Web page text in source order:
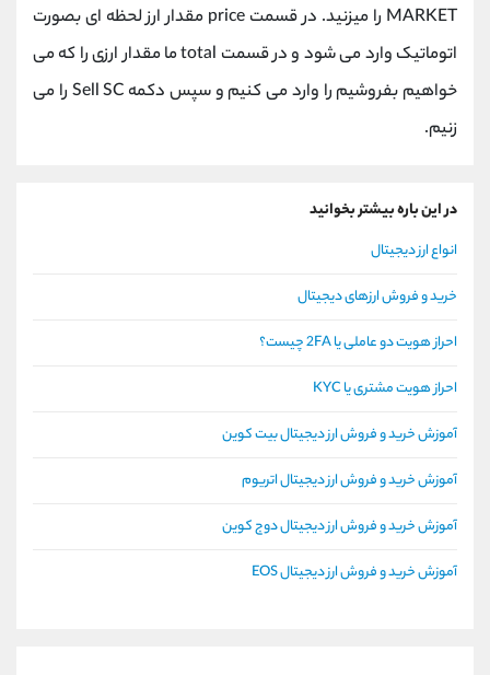
MARKET را میزنید. در قسمت price مقدار ارز لحظه ای بصورت
اتوماتیک وارد می شود و در قسمت total ما مقدار ارزی را که می
خواهیم بفروشیم را وارد می کنیم و سپس دکمه Sell SC را می
زنیم.
در این باره بیشتر بخوانید
انواع ارز دیجیتال
خرید و فروش ارزهای دیجیتال
احراز هویت دو عاملی یا 2FA چیست؟
احراز هویت مشتری یا KYC
آموزش خرید و فروش ارز دیجیتال بیت کوین
آموزش خرید و فروش ارز دیجیتال اتریوم
آموزش خرید و فروش ارز دیجیتال دوج کوین
آموزش خرید و فروش ارز دیجیتال EOS